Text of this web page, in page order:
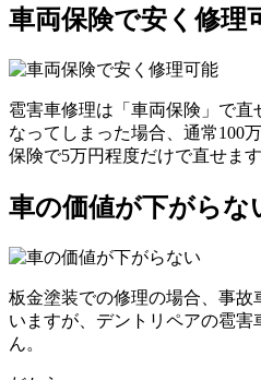
車両保険で安く修理
雹害車修理は「車両保険」で
なってしまった場合、通常100
保険で5万円程度だけで直せます
車の価値が下がらな
板金塗装での修理の場合、事故
いますが、デントリペアの雹
ん。